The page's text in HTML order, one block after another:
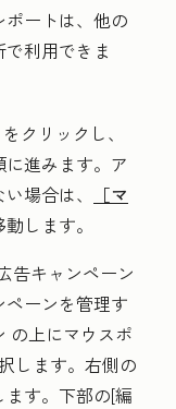
ートは、他の
利用できま
クリックし、
に進みます。ア
場合は、
［マ
します。
告キャンペーン
ーンを管理す
の上にマウスポ
します。右側の
す。下部の[編